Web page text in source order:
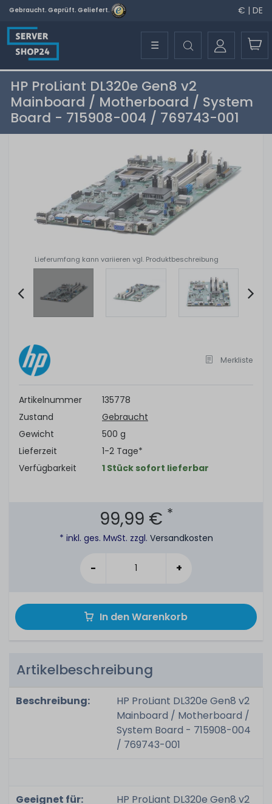
Gebraucht. Geprüft. Geliefert. € | DE
☰
HP ProLiant DL320e Gen8 v2
Mainboard / Motherboard / System
Board - 715908-004 / 769743-001
Lieferumfang kann variieren vgl. Produktbeschreibung
of
6
Merkliste
Artikelnummer
135778
Zustand
Gebraucht
Gewicht
500 g
Lieferzeit
1-2 Tage*
Verfügbarkeit
1 Stück sofort lieferbar
99,99 € *
* inkl. ges. MwSt. zzgl. Versandkosten
- +
In den Warenkorb
Artikelbeschreibung
Beschreibung:
HP ProLiant DL320e Gen8 v2
Mainboard / Motherboard /
System Board - 715908-004
/ 769743-001
Geeignet für: HP ProLiant DL320e Gen8 v2